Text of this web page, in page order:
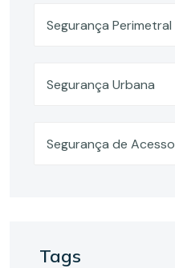
Segurança Perimetral
Segurança Urbana
Segurança de Acesso
Tags